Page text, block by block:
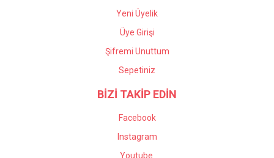
Yeni Üyelik
Üye Girişi
Şifremi Unuttum
Sepetiniz
BİZİ TAKİP EDİN
Facebook
Instagram
Youtube